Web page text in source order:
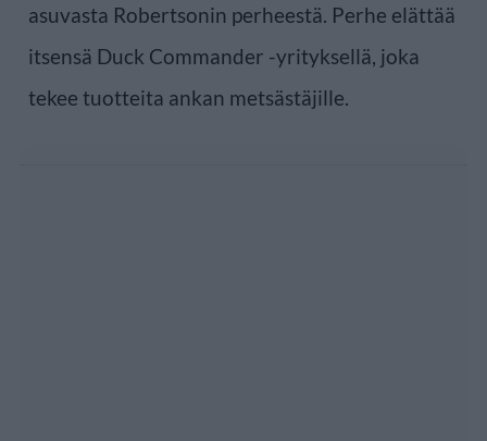
asuvasta Robertsonin perheestä. Perhe elättää
itsensä Duck Commander -yrityksellä, joka
tekee tuotteita ankan metsästäjille.